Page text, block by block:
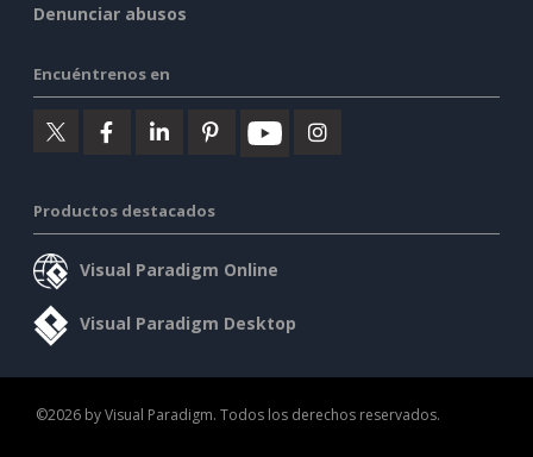
Denunciar abusos
Encuéntrenos en
Productos destacados
Visual Paradigm Online
Visual Paradigm Desktop
©2026 by Visual Paradigm. Todos los derechos reservados.